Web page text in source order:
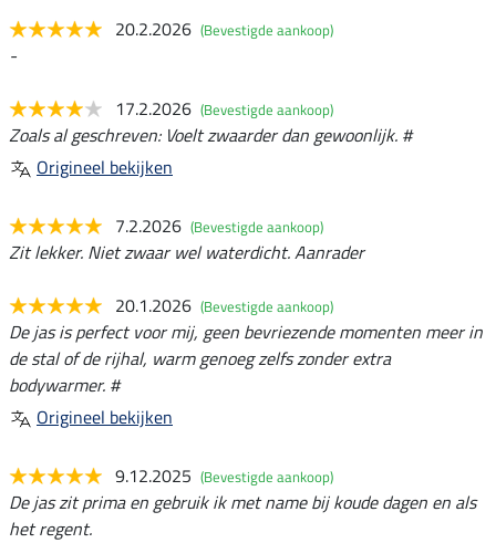
20.2.2026 (Bevestigde aankoop)
-
17.2.2026 (Bevestigde aankoop)
Zoals al geschreven: Voelt zwaarder dan gewoonlijk. #
Origineel bekijken
7.2.2026 (Bevestigde aankoop)
Zit lekker. Niet zwaar wel waterdicht. Aanrader
20.1.2026 (Bevestigde aankoop)
De jas is perfect voor mij, geen bevriezende momenten meer in
de stal of de rijhal, warm genoeg zelfs zonder extra
bodywarmer. #
Origineel bekijken
9.12.2025 (Bevestigde aankoop)
De jas zit prima en gebruik ik met name bij koude dagen en als
het regent.